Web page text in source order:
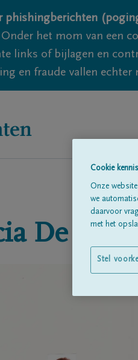
phishingberichten
het mom van een
links of bijlagen en
en fraude vallen
De
Cookie
Onze
we
daarvoor
met het
Stel